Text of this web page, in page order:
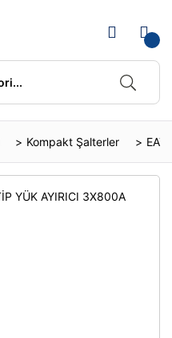
Kompakt Şalterler